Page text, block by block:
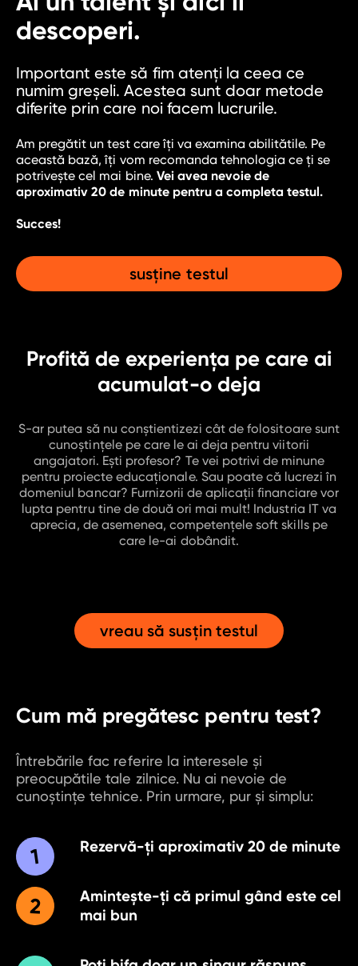
curs javascript
curs ux/ui
competențe
modul curs qa tester
web design
full stack developer
front-end-developer
absolvenţii noştri
contact
garantia de angajare
blog
angajare
descoperi.
Important este să fim atenți la ceea ce
numim greșeli. Acestea sunt doar metode
diferite prin care noi facem lucrurile.
Am pregătit un test care îţi va examina abilitătile. Pe
această bază, îţi vom recomanda tehnologia ce ţi se
potrivește cel mai bine. Vei avea nevoie de
aproximativ 20 de minute pentru a completa testul.
Succes!
susține testul
Profită de experiența pe care ai
acumulat-o deja
S-ar putea să nu conştientizezi cât de folositoare sunt
cunoștințele pe care le ai deja pentru viitorii
angajatori. Eşti profesor? Te vei potrivi de minune
pentru proiecte educaționale. Sau poate că lucrezi în
domeniul bancar? Furnizorii de aplicații financiare vor
lupta pentru tine de două ori mai mult! Industria IT va
aprecia, de asemenea, competenţele soft skills pe
care le-ai dobândit.
vreau să susţin testul
Cum mă pregătesc pentru test?
Întrebările fac referire la interesele și
preocupătile tale zilnice. Nu ai nevoie de
cunoștințe tehnice. Prin urmare, pur și simplu:
Rezervă-ţi aproximativ 20 de minute
Aminteşte-ţi că primul gând este cel
mai bun